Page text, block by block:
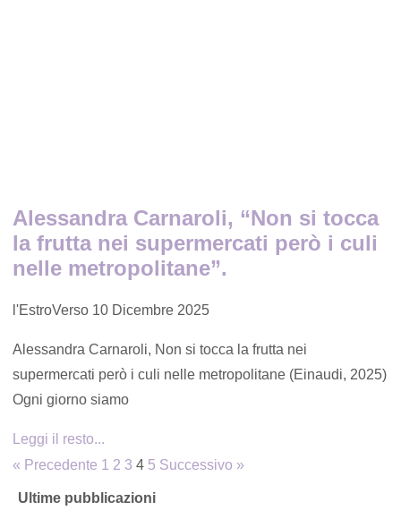
Alessandra Carnaroli, “Non si tocca
la frutta nei supermercati però i culi
nelle metropolitane”.
l'EstroVerso 10 Dicembre 2025
Alessandra Carnaroli, Non si tocca la frutta nei
supermercati però i culi nelle metropolitane (Einaudi, 2025)
Ogni giorno siamo
Leggi il resto...
« Precedente 1 2 3 4 5 Successivo »
Ultime pubblicazioni